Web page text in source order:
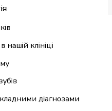
нашій клініці
діагнозами